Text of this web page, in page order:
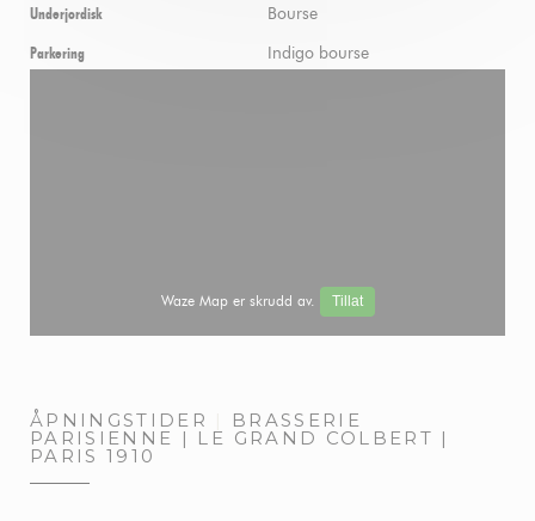
Underjordisk Bourse
Parkering Indigo bourse
Waze Map er skrudd av. Tillat
ÅPNINGSTIDER BRASSERIE
PARISIENNE | LE GRAND COLBERT |
PARIS 1910